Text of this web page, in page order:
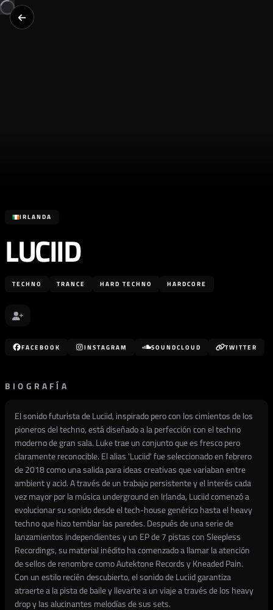
IRLANDA
LUCIID
TECHNO TRANCE HARD TECHNO HARDCORE
FACEBOOK INSTAGRAM SOUNDCLOUD TWITTER
BIOGRAFÍA
El sonido futurista de Luciid, inspirado pero con los cimientos de los
pioneros del techno, está diseñado a la perfección con el techno
moderno de gran sala. Luke trae un conjunto que es fresco pero
claramente reconocible. El alias 'Luciid' fue seleccionado en febrero
de 2018 como una salida para ideas creativas que variaban entre
ambient y acid. A través de un trabajo persistente y el interés cada
vez mayor por la música underground en Irlanda, Luciid comenzó a
evolucionar su sonido desde el tech-house genérico hasta el heavy
techno que hizo temblar las paredes. Después de una serie de
lanzamientos independientes y un EP de 7 pistas con Sleepless
Recordings, su material inédito ha comenzado a llamar la atención
de sellos de renombre como Autektone Records y Kneaded Pain.
Con un estilo recién descubierto, el sonido de Luciid garantiza
atraerte a la pista de baile y llevarte a un viaje a través de los heavy
drop y las alucinantes melodías de sus sets.